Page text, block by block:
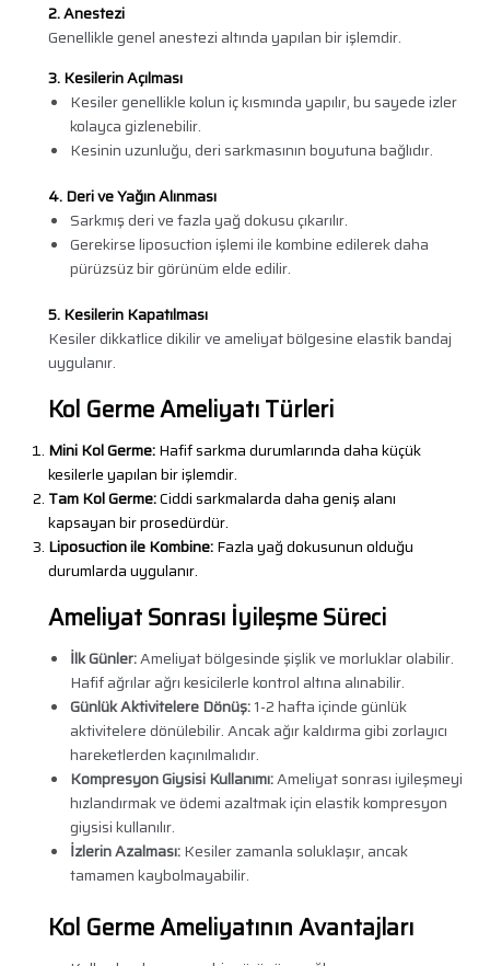
2. Anestezi
Genellikle genel anestezi altında yapılan bir işlemdir.
3. Kesilerin Açılması
Kesiler genellikle kolun iç kısmında yapılır, bu sayede izler
kolayca gizlenebilir.
Kesinin uzunluğu, deri sarkmasının boyutuna bağlıdır.
4. Deri ve Yağın Alınması
Sarkmış deri ve fazla yağ dokusu çıkarılır.
Gerekirse liposuction işlemi ile kombine edilerek daha
pürüzsüz bir görünüm elde edilir.
5. Kesilerin Kapatılması
Kesiler dikkatlice dikilir ve ameliyat bölgesine elastik bandaj
uygulanır.
Kol Germe Ameliyatı Türleri
Mini Kol Germe:Hafif sarkma durumlarında daha küçük
kesilerle yapılan bir işlemdir.
Tam Kol Germe:Ciddi sarkmalarda daha geniş alanı
kapsayan bir prosedürdür.
Liposuction ile Kombine:Fazla yağ dokusunun olduğu
durumlarda uygulanır.
Ameliyat Sonrası İyileşme Süreci
İlk Günler:Ameliyat bölgesinde şişlik ve morluklar olabilir.
Hafif ağrılar ağrı kesicilerle kontrol altına alınabilir.
Günlük Aktivitelere Dönüş:1-2 hafta içinde günlük
aktivitelere dönülebilir. Ancak ağır kaldırma gibi zorlayıcı
hareketlerden kaçınılmalıdır.
Kompresyon Giysisi Kullanımı:Ameliyat sonrası iyileşmeyi
hızlandırmak ve ödemi azaltmak için elastik kompresyon
giysisi kullanılır.
İzlerin Azalması:Kesiler zamanla soluklaşır, ancak
tamamen kaybolmayabilir.
Kol Germe Ameliyatının Avantajları